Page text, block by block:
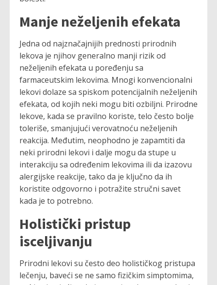
Manje neželjenih efekata
Jedna od najznačajnijih prednosti prirodnih
lekova je njihov generalno manji rizik od
neželjenih efekata u poređenju sa
farmaceutskim lekovima. Mnogi konvencionalni
lekovi dolaze sa spiskom potencijalnih neželjenih
efekata, od kojih neki mogu biti ozbiljni. Prirodne
lekove, kada se pravilno koriste, telo često bolje
toleriše, smanjujući verovatnoću neželjenih
reakcija. Međutim, neophodno je zapamtiti da
neki prirodni lekovi i dalje mogu da stupe u
interakciju sa određenim lekovima ili da izazovu
alergijske reakcije, tako da je ključno da ih
koristite odgovorno i potražite stručni savet
kada je to potrebno.
Holistički pristup
isceljivanju
Prirodni lekovi su često deo holističkog pristupa
lečenju, baveći se ne samo fizičkim simptomima,